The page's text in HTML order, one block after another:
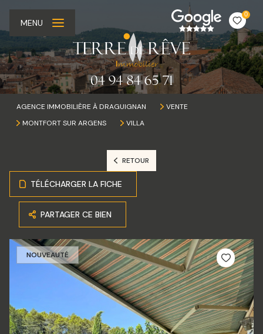
0
MENU
AGENCE IMMOBILIÈRE À DRAGUIGNAN
VENTE
MONTFORT SUR ARGENS
VILLA
RETOUR
TÉLÉCHARGER LA FICHE
PARTAGER CE BIEN
NOUVEAUTÉ